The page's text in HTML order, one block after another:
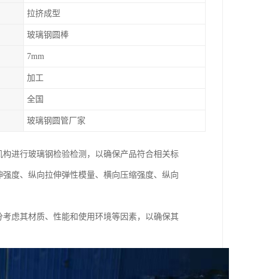
拉挤成型
玻璃钢圆棒
7mm
加工
全国
玻璃钢圆管厂家
进行玻璃钢检验检测，以确保产品符合相关标
度、纵向拉伸弹性模量、横向压缩强度、纵向
虑其材质、性能和使用环境等因素，以确保其